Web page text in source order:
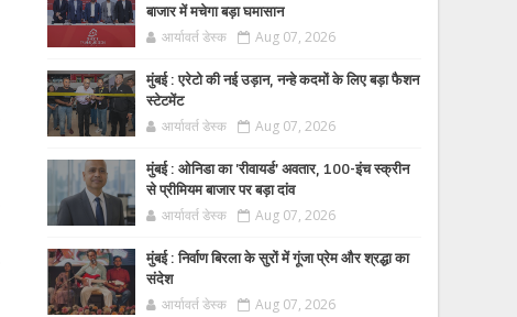
बाजार में मचेगा बड़ा घमासान
आर्यावर्त डेस्क Aug 07, 2026
मुंबई : एरेटो की नई उड़ान, नन्हे कदमों के लिए बड़ा फैशन
स्टेटमेंट
आर्यावर्त डेस्क Aug 07, 2026
मुंबई : ओनिडा का 'रीवायर्ड’ अवतार, 100-इंच स्क्रीन
से प्रीमियम बाजार पर बड़ा दांव
आर्यावर्त डेस्क Aug 07, 2026
मुंबई : निर्वाण बिरला के सुरों में गूंजा प्रेम और श्रद्धा का
संदेश
आर्यावर्त डेस्क Aug 07, 2026